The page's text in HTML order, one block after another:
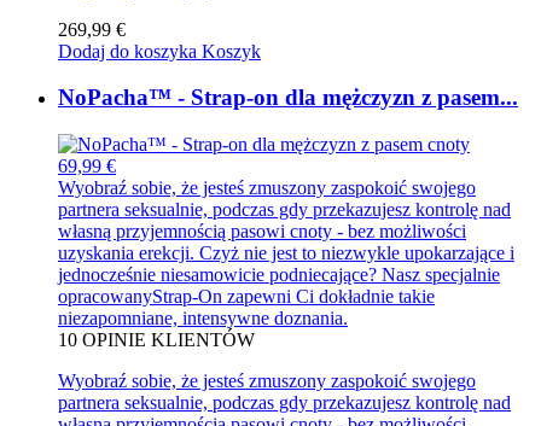
269,99 €
Dodaj do koszyka Koszyk
NoPacha™ - Strap-on dla mężczyzn z pasem...
69,99 €
Wyobraź sobie, że jesteś zmuszony zaspokoić swojego
partnera seksualnie, podczas gdy przekazujesz kontrolę nad
własną przyjemnością pasowi cnoty - bez możliwości
uzyskania erekcji. Czyż nie jest to niezwykle upokarzające i
jednocześnie niesamowicie podniecające? Nasz specjalnie
opracowanyStrap-On zapewni Ci dokładnie takie
niezapomniane, intensywne doznania.
10 OPINIE KLIENTÓW
Wyobraź sobie, że jesteś zmuszony zaspokoić swojego
partnera seksualnie, podczas gdy przekazujesz kontrolę nad